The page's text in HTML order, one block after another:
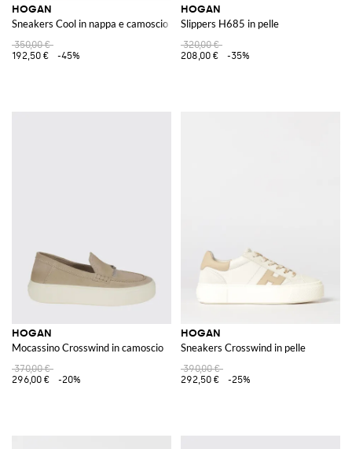
HOGAN
Sneakers Cool in nappa e camoscio
350,00 €
192,50 €
-45%
HOGAN
Slippers H685 in pelle
320,00 €
208,00 €
-35%
HOGAN
Mocassino Crosswind in camoscio
370,00 €
296,00 €
-20%
HOGAN
Sneakers Crosswind in pelle
390,00 €
292,50 €
-25%